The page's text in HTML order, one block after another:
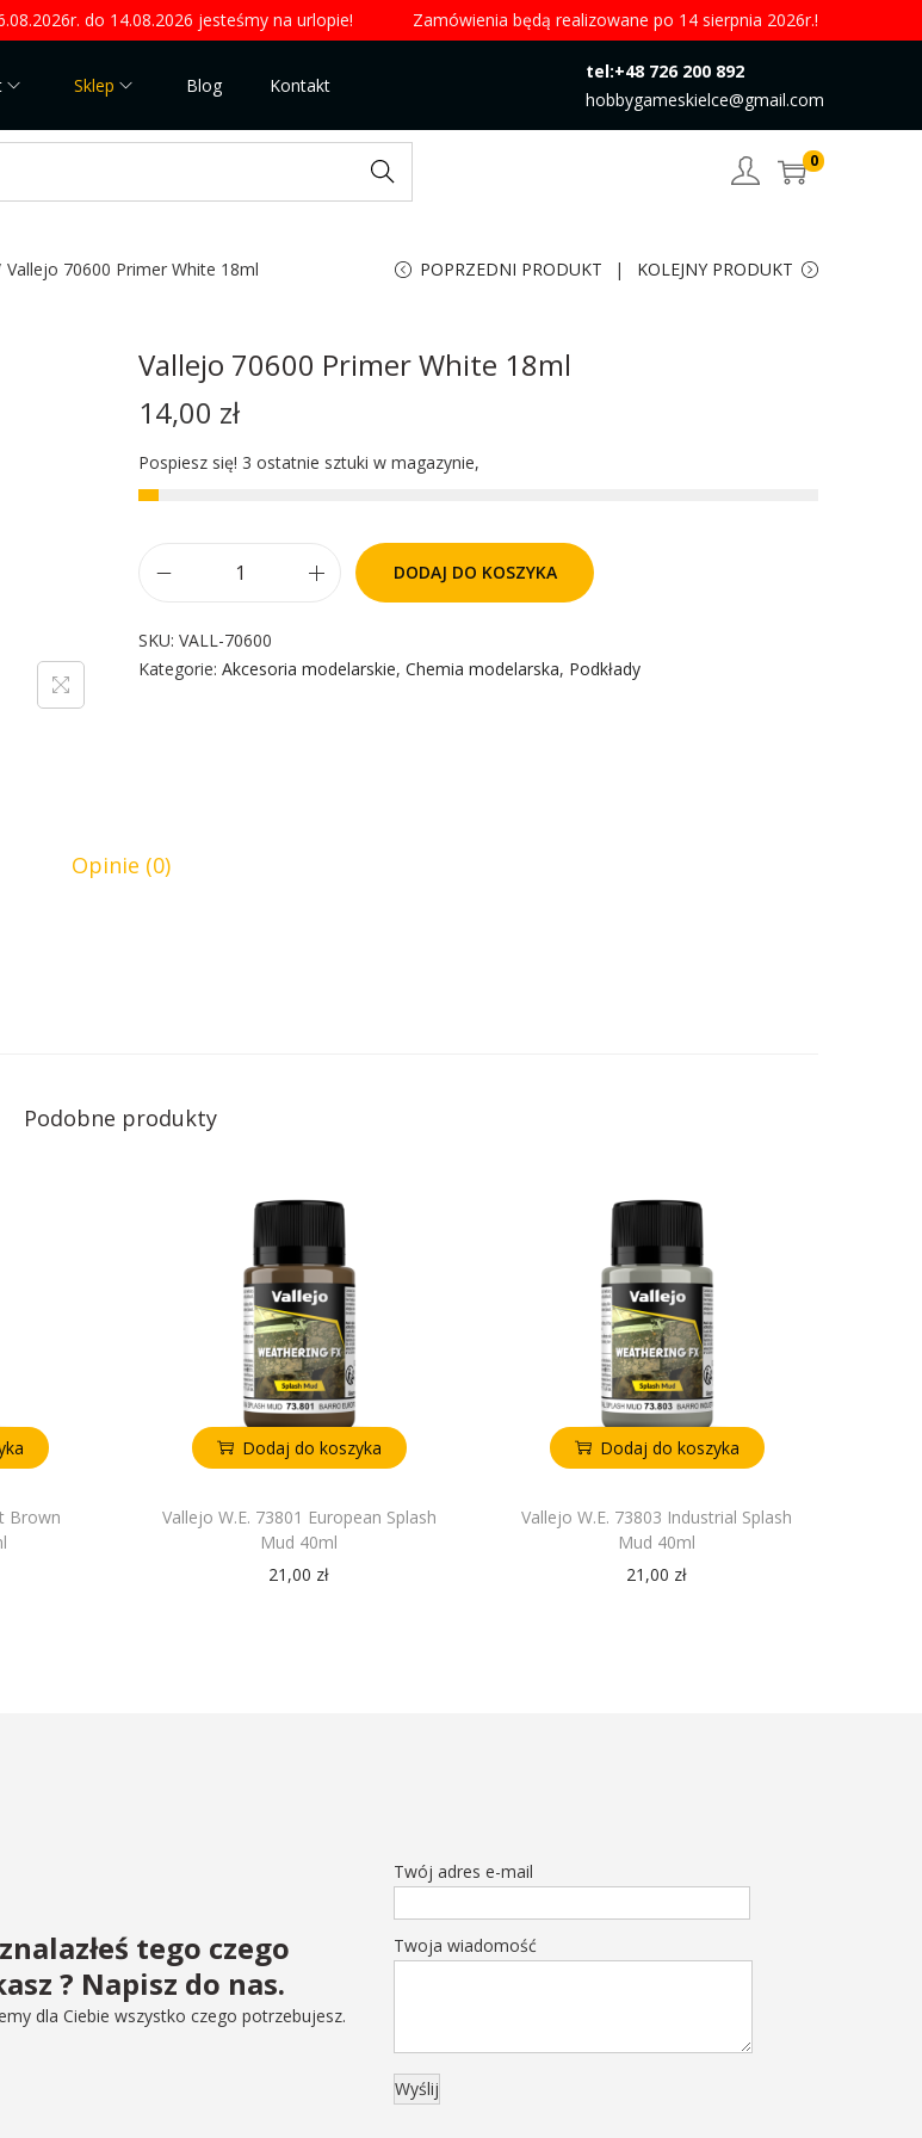
do 14.08.2026 jesteśmy na urlopie! Zamówienia będą realizowane po 14 sierpnia 2026r.!
Sklep Blog Kontakt
tel:+48 726 200 892
hobbygameskielce@gmail.com
Search 0
Vallejo 70600 Primer White 18ml POPRZEDNI PRODUKT KOLEJNY PRODUKT
Vallejo 70600 Primer White 18ml
14,00 zł
Pospiesz się! 3 ostatnie sztuki w magazynie,
DODAJ DO KOSZYKA
SKU: VALL-70600
Kategorie: Akcesoria modelarskie, Chemia modelarska, Podkłady
Opinie (0)
Podobne produkty
Brown
Dodaj do koszyka
Vallejo W.E. 73801 European Splash
Mud 40ml
21,00 zł
Dodaj do koszyka
Vallejo W.E. 73803 Industrial Splash
Mud 40ml
21,00 zł
tego czego
? Napisz do nas.
dla Ciebie wszystko czego potrzebujesz.
Twój adres e-mail
Twoja wiadomość